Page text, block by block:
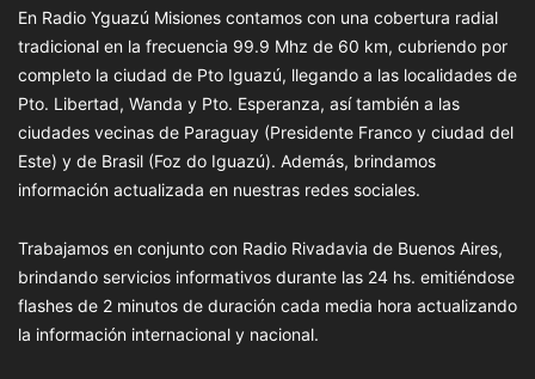
En Radio Yguazú Misiones contamos con una cobertura radial
tradicional en la frecuencia 99.9 Mhz de 60 km, cubriendo por
completo la ciudad de Pto Iguazú, llegando a las localidades de
Pto. Libertad, Wanda y Pto. Esperanza, así también a las
ciudades vecinas de Paraguay (Presidente Franco y ciudad del
Este) y de Brasil (Foz do Iguazú). Además, brindamos
información actualizada en nuestras redes sociales.
Trabajamos en conjunto con Radio Rivadavia de Buenos Aires,
brindando servicios informativos durante las 24 hs. emitiéndose
flashes de 2 minutos de duración cada media hora actualizando
la información internacional y nacional.